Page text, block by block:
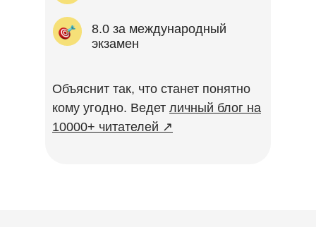
Объяснит так, что станет понятно
кому угодно. Ведет личный блог на
10000+ читателей ↗️
8.0 за международный
экзамен